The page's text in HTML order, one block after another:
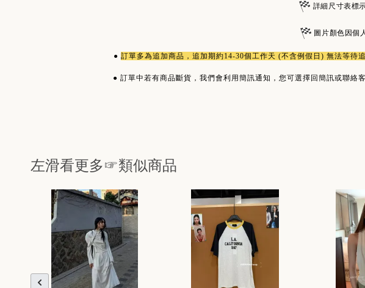
詳細尺寸表標
圖片顏色因個
● 訂單多為追加商品 ，追加期約14-30個工作天 (不含例假日) 無法等待
● 訂單中若有商品斷貨，我們會利用簡訊通知，您可選擇回簡訊或聯
左滑看更多☞類似商品